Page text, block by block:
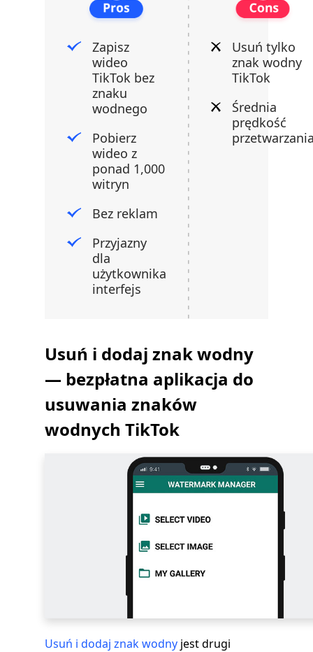
Zapisz
wideo
TikTok bez
znaku
wodnego
Pobierz
wideo z
ponad 1,000
witryn
Bez reklam
Przyjazny
dla
użytkownika
interfejs
Usuń tylko
znak wodny
TikTok
Średnia
prędkość
Usuń i dodaj znak wodny
— bezpłatna aplikacja do
usuwania znaków
wodnych TikTok
Usuń i dodaj znak wodny jest drugi